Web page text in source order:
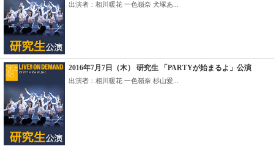
出演者：相川暖花 一色嶺奈 犬塚あ...
2016年7月7日（木） 研究生 「PARTYが始まるよ」公演
出演者：相川暖花 一色嶺奈 杉山愛...